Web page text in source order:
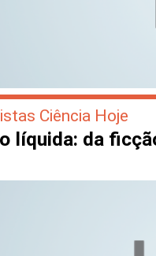
Ciência Hoje
líquida: da